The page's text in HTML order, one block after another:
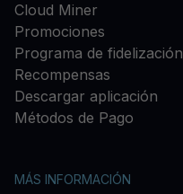
Cloud Miner
Promociones
Programa de fidelización
Recompensas
Descargar aplicación
Métodos de Pago
MÁS INFORMACIÓN